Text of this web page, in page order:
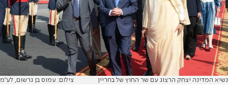
נשיא המדינה יצחק הרצוג עם שר החוץ של בחריין צילום: עמוס בן גרשום, לע"מ